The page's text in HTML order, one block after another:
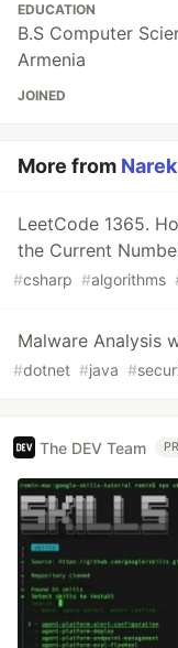
EDUCATION
B.S Computer
Armenia
JOINED
More from
LeetCode 1365.
the Current
#csharp #algorithms
Malware Analysis
#dotnet #java #
The DEV Team